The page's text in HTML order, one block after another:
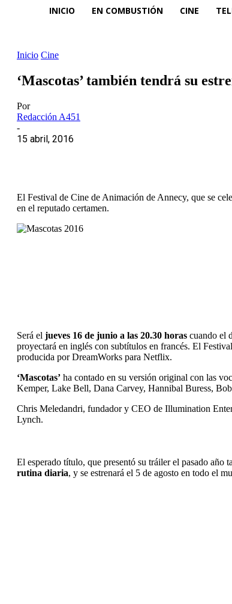
INICIO EN COMBUSTIÓN CINE
Inicio Cine
‘Mascotas’ también tendrá su
Por
Redacción A451
-
15 abril, 2016
El Festival de Cine de Animación de Annecy, que se
en el reputado certamen.
Será el jueves 16 de junio a las 20.30 horas cuando el
proyectará en inglés con subtítulos en francés. El
producida por DreamWorks para Netflix.
‘Mascotas’ ha contado en su versión original con las
Kemper, Lake Bell, Dana Carvey, Hannibal Buress,
Chris Meledandri, fundador y CEO de Illumination
Lynch.
El esperado título, que presentó su tráiler el pasado año
rutina diaria, y se estrenará el 5 de agosto en todo el